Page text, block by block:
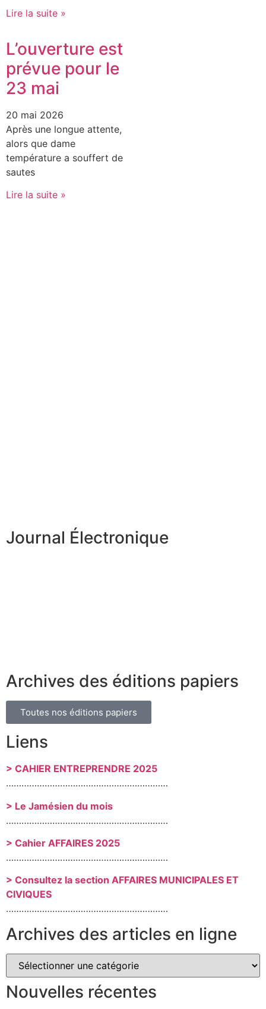
Lire la suite »
L’ouverture est
prévue pour le
23 mai
20 mai 2026
Après une longue attente,
alors que dame
température a souffert de
sautes
Lire la suite »
Journal Électronique
Archives des éditions papiers
Toutes nos éditions papiers
Liens
> CAHIER ENTREPRENDRE 2025
………………………………………………………
> Le Jamésien du mois
………………………………………………………
> Cahier AFFAIRES 2025
………………………………………………………
> Consultez la section AFFAIRES MUNICIPALES ET
CIVIQUES
………………………………………………………
Archives des articles en ligne
Nouvelles récentes